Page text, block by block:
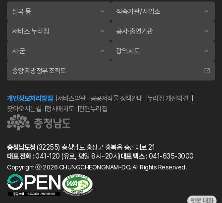
챗봇 대화
실국 등 직속기관/사업소
서비스 누리집 공사·출연기관
시·군 광역시도
중앙·지방정부 조직도
개인정보처리방침 서비스약관 공공저작물 정책안내
누리집 개선의견
찾아오시는길
청사배치도 관련누리집
충청남도청(32255) 충청남도 홍성군 홍북읍 충남대로 21
대표 전화 :041-120 (유료, 평일 8시~20시)대표 팩스 :041-635-3000
Copyright ⓒ 2026 CHUNGCHEONGNAM-DO. All Rights Reserved.